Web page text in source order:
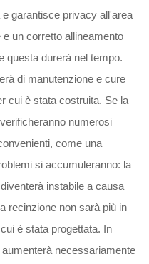
garantisce privacy all'area
un corretto allineamento
questa durerà nel tempo.
di manutenzione e cure
cui è stata costruita. Se la
numerosi
come una
si accumuleranno: la
instabile a causa
recinzione non sarà più in
è stata progettata. In
necessariamente